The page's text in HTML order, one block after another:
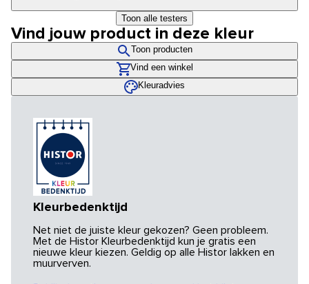
Toon alle testers
Vind jouw product in deze kleur
Toon producten
Vind een winkel
Kleuradvies
Kleurbedenktijd
Net niet de juiste kleur gekozen? Geen probleem.
Met de Histor Kleurbedenktijd kun je gratis een
nieuwe kleur kiezen. Geldig op alle Histor lakken en
muurverven.